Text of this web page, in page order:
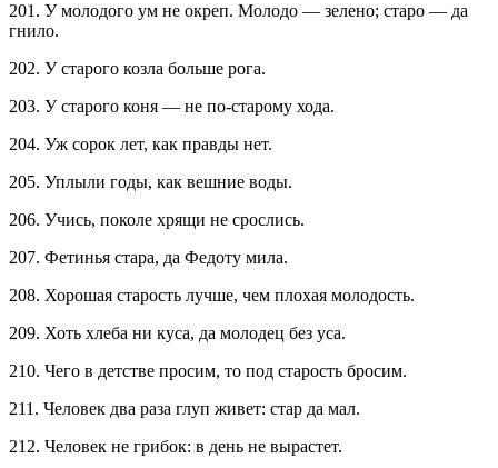
201. У молодого ум не окреп. Молодо — зелено; старо — да
гнило.
202. У старого козла больше рога.
203. У старого коня — не по-старому хода.
204. Уж сорок лет, как правды нет.
205. Уплыли годы, как вешние воды.
206. Учись, поколе хрящи не срослись.
207. Фетинья стара, да Федоту мила.
208. Хорошая старость лучше, чем плохая молодость.
209. Хоть хлеба ни куса, да молодец без уса.
210. Чего в детстве просим, то под старость бросим.
211. Человек два раза глуп живет: стар да мал.
212. Человек не грибок: в день не вырастет.